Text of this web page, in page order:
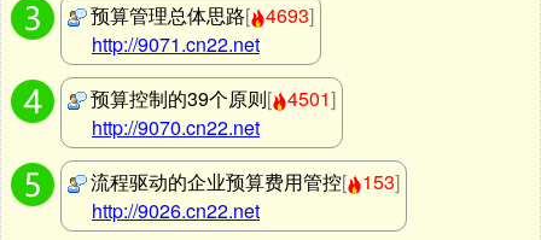
预算管理总体思路[ 4693]
http://9071.cn22.net
预算控制的39个原则[ 4501]
http://9070.cn22.net
流程驱动的企业预算费用管控[ 153]
http://9026.cn22.net